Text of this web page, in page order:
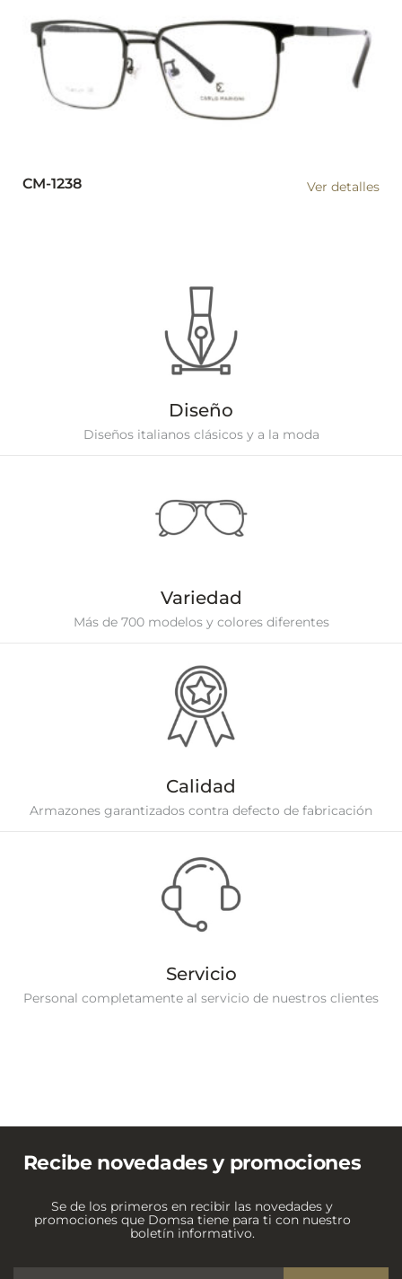
CM-1238 Ver detalles
Diseño
Diseños italianos clásicos y a la moda
Variedad
Más de 700 modelos y colores diferentes
Calidad
Armazones garantizados contra defecto de fabricación
Servicio
Personal completamente al servicio de nuestros clientes
Recibe novedades y promociones
Se de los primeros en recibir las novedades y
promociones que Domsa tiene para ti con nuestro
boletín informativo.